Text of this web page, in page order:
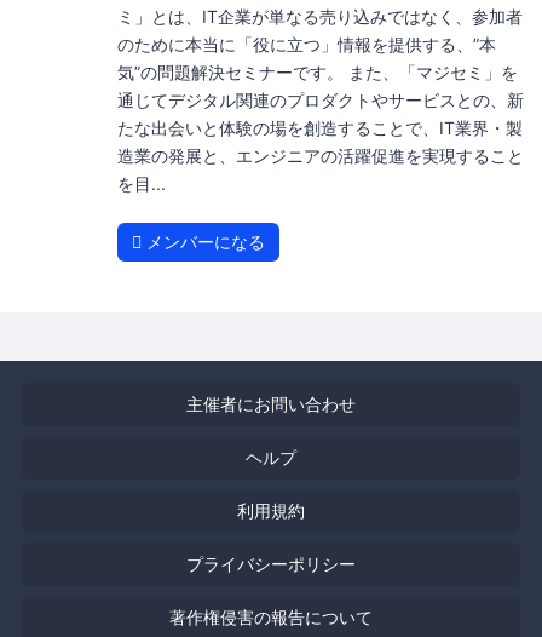
ミ」とは、IT企業が単なる売り込みではなく、参加者
のために本当に「役に立つ」情報を提供する、”本
気”の問題解決セミナーです。 また、「マジセミ」を
通じてデジタル関連のプロダクトやサービスとの、新
たな出会いと体験の場を創造することで、IT業界・製
造業の発展と、エンジニアの活躍促進を実現すること
を目...
メンバーになる
主催者にお問い合わせ
ヘルプ
利用規約
プライバシーポリシー
著作権侵害の報告について